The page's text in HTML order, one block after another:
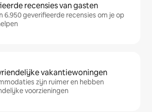
recensies van gasten
6.950 geverifieerde recensies om je op
vakantiewoningen
zijn ruimer en hebben
voorzieningen